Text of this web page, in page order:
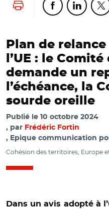
Lancer l'impression
Partager cette
Plan de
l’UE : le
demande un
l’échéance, la
sourde oreille
Publié le 10 octobre 2024
par Frédéric Fortin
, Epique communication
Cohésion des territoires, Europe
Dans un avis adopté à